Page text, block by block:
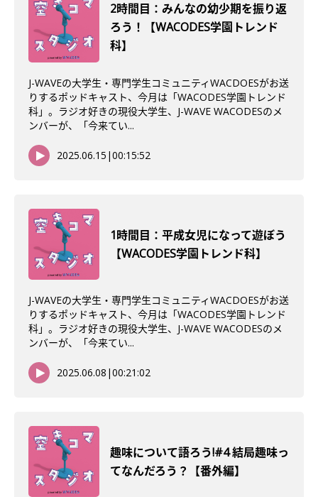
2時間目：みんなの幼少期を振り返
ろう！【WACODES学園トレンド
科】
J-WAVEの大学生・専門学生コミュニティWACDOESがお送
りするポッドキャスト、今月は「WACODES学園トレンド
科」。ラジオ好きの現役大学生、J-WAVE WACODESのメ
ンバーが、「今来てい...
2025.06.15 |00:15:52
1時間目：平成女児になって遊ぼう
【WACODES学園トレンド科】
J-WAVEの大学生・専門学生コミュニティWACDOESがお送
りするポッドキャスト、今月は「WACODES学園トレンド
科」。ラジオ好きの現役大学生、J-WAVE WACODESのメ
ンバーが、「今来てい...
2025.06.08 |00:21:02
趣味について語ろう!#4 結局趣味っ
てなんだろう？【番外編】